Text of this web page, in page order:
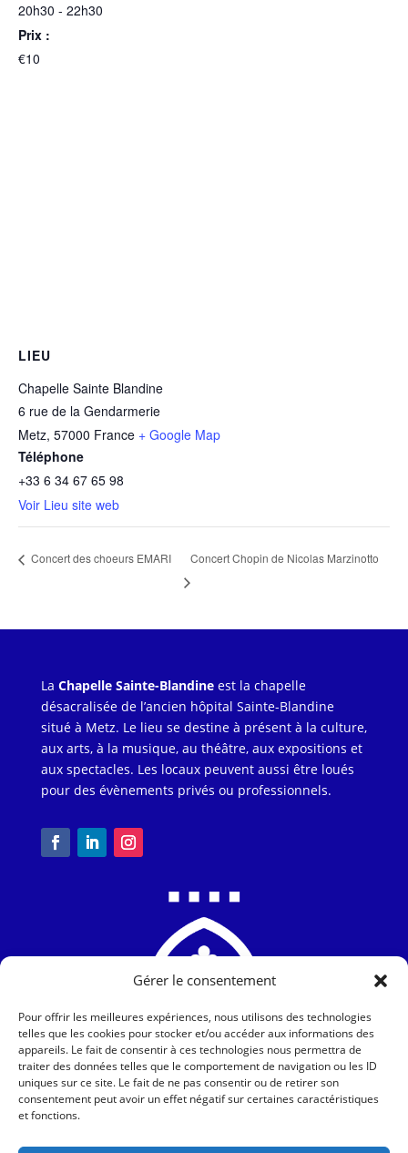
Gérer le consentement
Pour offrir les meilleures expériences, nous utilisons des technologies
telles que les cookies pour stocker et/ou accéder aux informations des
appareils. Le fait de consentir à ces technologies nous permettra de
traiter des données telles que le comportement de navigation ou les ID
uniques sur ce site. Le fait de ne pas consentir ou de retirer son
consentement peut avoir un effet négatif sur certaines caractéristiques
et fonctions.
20h30 - 22h30
Prix :
€10
LIEU
Chapelle Sainte Blandine
6 rue de la Gendarmerie
Metz, 57000 France + Google Map
Téléphone
+33 6 34 67 65 98
Voir Lieu site web
Concert des choeurs EMARI Concert Chopin de Nicolas Marzinotto
La Chapelle Sainte-Blandineest la chapelle
désacralisée de l’ancien hôpital Sainte-Blandine
situé à Metz. Le lieu se destine à présent à la culture,
aux arts, à la musique, au théâtre, aux expositions et
aux spectacles. Les locaux peuvent aussi être loués
pour des évènements privés ou professionnels.
Chapelle Sainte-Blandine
6, rue de la Gendarmerie